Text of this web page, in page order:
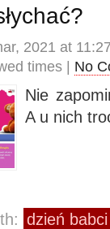
2021 at
times | No
Nie
A u nich
dzień